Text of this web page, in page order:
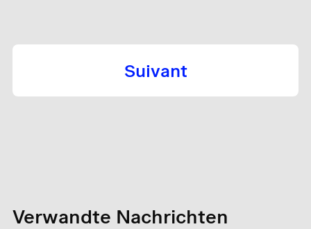
Suivant
Verwandte Nachrichten